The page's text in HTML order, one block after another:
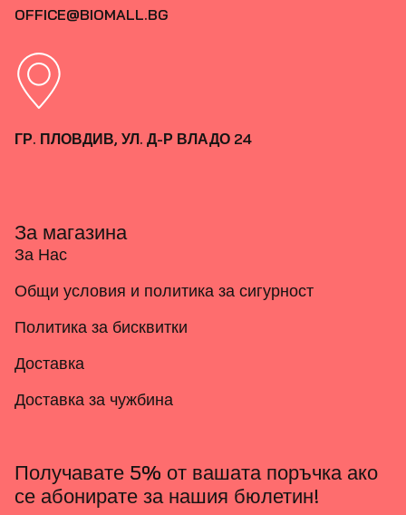
OFFICE@BIOMALL.BG
ГР. ПЛОВДИВ, УЛ. Д-Р ВЛАДО 24
За магазина
За Нас
Общи условия и политика за сигурност
Политика за бисквитки
Доставка
Доставка за чужбина
Получавате 5% от вашата поръчка ако
се абонирате за нашия бюлетин!